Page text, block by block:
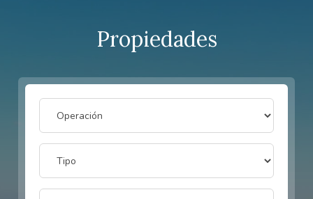
Propiedades